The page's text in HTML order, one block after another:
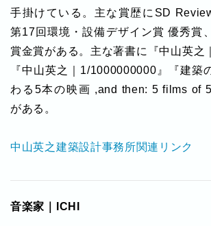
手掛けている。主な賞歴にSD
第17回環境・設備デザイン賞 優秀賞
賞金賞がある。主な著書に『中山英之
『中山英之｜1/1000000000』『建築
わる5本の映画 ,and then: 5 films of 5
がある。
中山英之建築設計事務所関連リンク
音楽家｜ICHI